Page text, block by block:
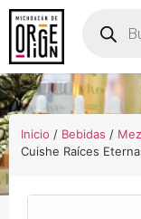
Inicio / Bebidas /
Cuishe Raíces